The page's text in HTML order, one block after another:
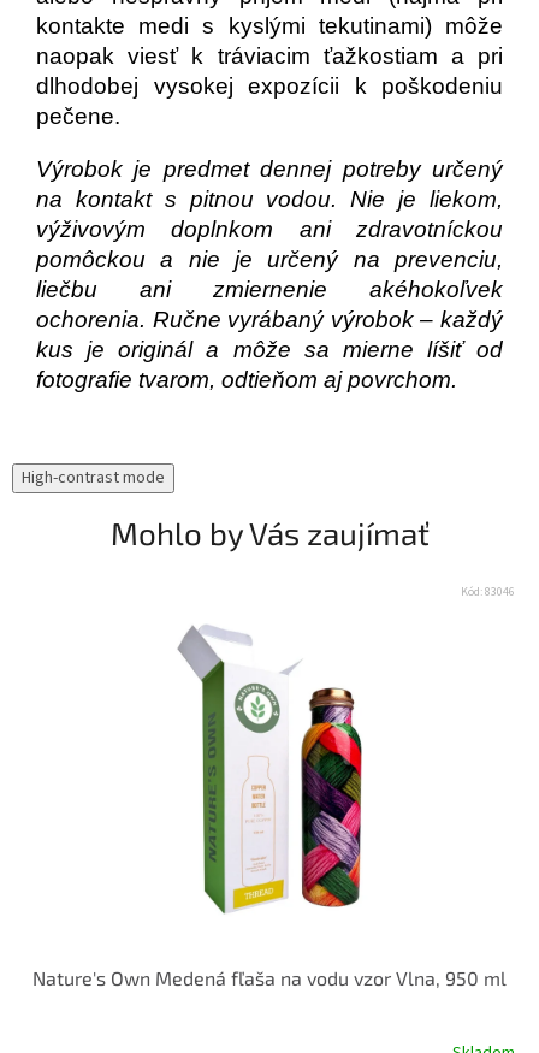
kontakte medi s kyslými tekutinami) môže
naopak viesť k tráviacim ťažkostiam a pri
dlhodobej vysokej expozícii k poškodeniu
pečene.
Výrobok je predmet dennej potreby určený
na kontakt s pitnou vodou. Nie je liekom,
výživovým doplnkom ani zdravotníckou
pomôckou a nie je určený na prevenciu,
liečbu ani zmiernenie akéhokoľvek
ochorenia. Ručne vyrábaný výrobok – každý
kus je originál a môže sa mierne líšiť od
fotografie tvarom, odtieňom aj povrchom.
High-contrast mode
Mohlo by Vás zaujímať
Nature's Own Medená fľaša na vodu vzor Vlna, 950 ml
Kód:83046